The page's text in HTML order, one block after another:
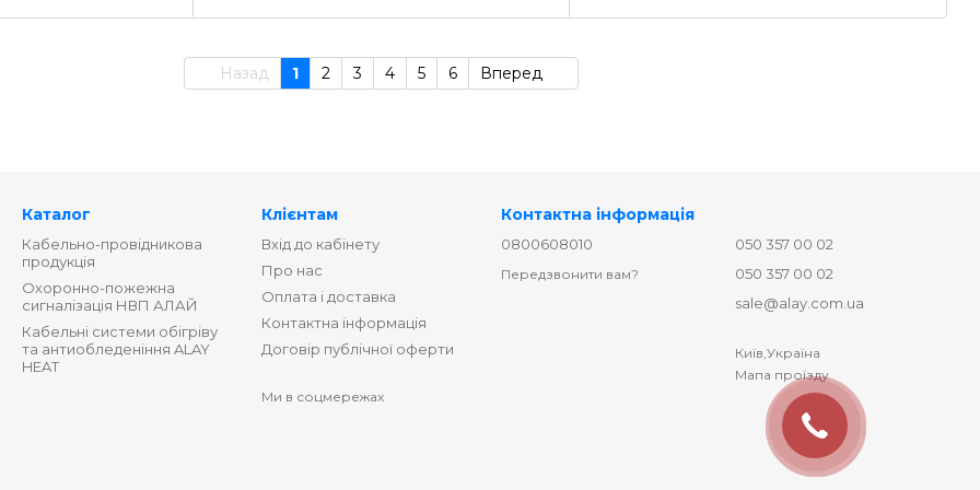
Назад 1 2 3 4 5 6 Вперед
Каталог
Кабельно-провідникова
продукція
Охоронно-пожежна
сигналізація НВП АЛАЙ
Кабельні системи обігріву
та антиобледеніння ALAY
HEAT
Клієнтам
Вхід до кабінету
Про нас
Оплата і доставка
Контактна інформація
Договір публічної оферти
Ми в соцмережах
Контактна інформація
0800608010
Передзвонити вам?
050 357 00 02
050 357 00 02
sale@alay.com.ua
Київ,Україна
Мапа проїзду